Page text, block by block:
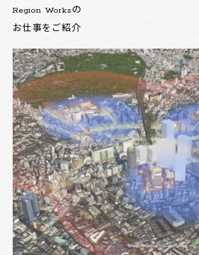
Region Worksの
お仕事をご紹介